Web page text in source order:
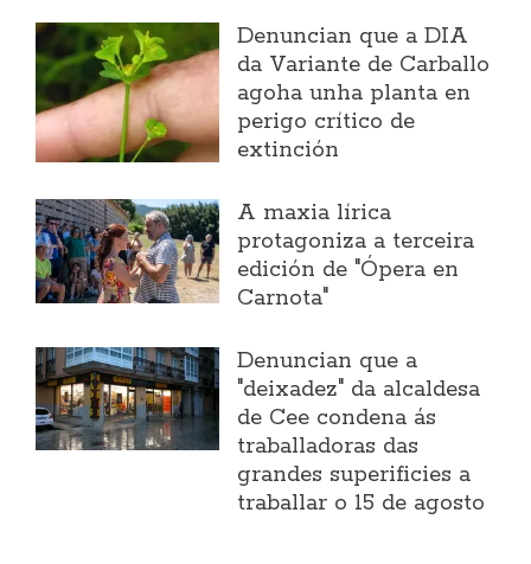
Denuncian que a DIA
da Variante de Carballo
agoha unha planta en
perigo crítico de
extinción
A maxia lírica
protagoniza a terceira
edición de "Ópera en
Carnota"
Denuncian que a
"deixadez" da alcaldesa
de Cee condena ás
traballadoras das
grandes superificies a
traballar o 15 de agosto